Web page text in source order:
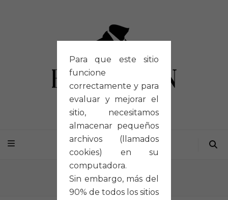
Para que este sitio
funcione
correctamente y para
evaluar y mejorar el
sitio, necesitamos
almacenar pequeños
archivos (llamados
cookies) en su
computadora.
Sin embargo, más del
90% de todos los sitios
Inicio / Portfolios/I018